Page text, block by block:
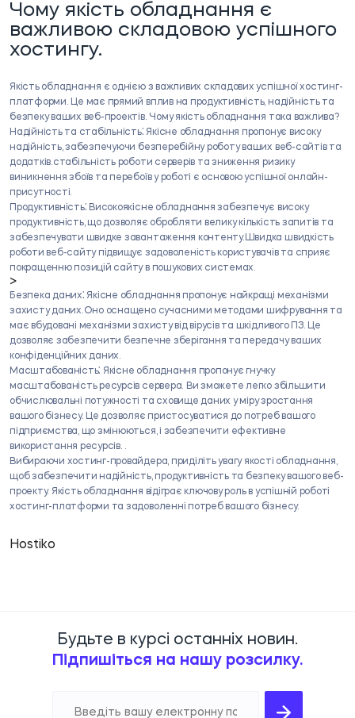
Чому якість обладнання є
важливою складовою успішного
хостингу.
Якість обладнання є однією з важливих складових успішної хостинг-
платформи. Це має прямий вплив на продуктивність, надійність та
безпеку ваших веб-проектів. Чому якість обладнання така важлива?
Надійність та стабільність⁚ Якісне обладнання пропонує високу
надійність, забезпечуючи безперебійну роботу ваших веб-сайтів та
додатків.стабільність роботи серверів та зниження ризику
виникнення збоїв та перебоїв у роботі є основою успішної онлайн-
присутності.
Продуктивність⁚ Високоякісне обладнання забезпечує високу
продуктивність, що дозволяє обробляти велику кількість запитів та
забезпечувати швидке завантаження контенту.Швидка швидкість
роботи веб-сайту підвищує задоволеність користувачів та сприяє
покращенню позицій сайту в пошукових системах.
>
Безпека даних⁚ Якісне обладнання пропонує найкращі механізми
захисту даних.Оно оснащено сучасними методами шифрування та
має вбудовані механізми захисту від вірусів та шкідливого ПЗ. Це
дозволяє забезпечити безпечне зберігання та передачу ваших
конфіденційних даних. ​
Масштабованість⁚ Якісне обладнання пропонує гнучку
масштабованість ресурсів сервера. Ви зможете легко збільшити
обчислювальні потужності та сховище даних у міру зростання
вашого бізнесу. Це дозволяє пристосуватися до потреб вашого
підприємства, що змінюються, і забезпечити ефективне
використання ресурсів. .
Вибираючи хостинг-провайдера, приділіть увагу якості обладнання,
щоб забезпечити надійність, продуктивність та безпеку вашого веб-
проекту. Якість обладнання відіграє ключову роль в успішній роботі
хостинг-платформи та задоволенні потреб вашого бізнесу.
Hostiko
Будьте в курсі останніх новин.
Підпишіться на нашу розсилку.